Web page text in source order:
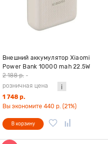
Внешний аккумулятор Xiaomi
Power Bank 10000 mah 22.5W
(BHR9072GL) со встроенным
кабелем, бежевый
2 188 р. -
розничная цена
1 748 р.
Вы экономите 440 р. (21%)
В корзину